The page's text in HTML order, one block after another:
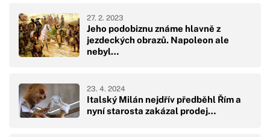
Jeho podobiznu známe hlavně z
jezdeckých obrazů. Napoleon ale
nebyl…
27. 2. 2023
Italský Milán nejdřív předběhl Řím a
nyní starosta zakázal prodej…
23. 4. 2024